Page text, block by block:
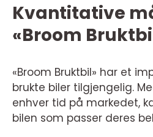
Kvantitative
«Broom
«Broom Bruktbil» har et
brukte biler tilgjengelig.
enhver tid på markedet,
bilen som passer deres